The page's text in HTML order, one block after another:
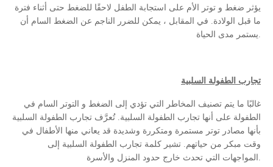
يؤثر ضغط و توتر الأم على استجابة الطفل لاحقًا للضغط حتى أثناء فترة
ما قبل الولادة. في المقابل ، يمكن للضرر الناجم عن الضغط السام أن
تجارب الطفولة السلبية
غالبًا ما يتم تصنيف المخاطر التي تؤدي إلى الضغط و التوتر السام في
الطفولة على أنها تجارب الطفولة السلبية. تُعرَّف تجارب الطفولة السلبية
بأنها مصادر توتر مستمرة ومتكررة وشديدة قد يعاني منها الأطفال في
وقت مبكر من حياتهم. تشير كلمة تجارب الطفولة السلبية إلى